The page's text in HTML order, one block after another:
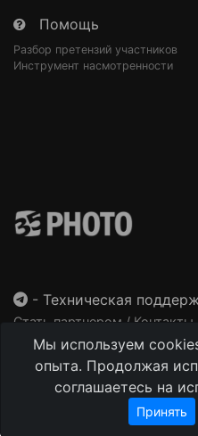
Мы используем
опыта. Продолжая
соглашаетесь на
Принять
Помощь
Разбор претензий участников
Инструмент насмотренности
- Техническая
Стать партнером / Контакты
This site is protected by
Terms of Service